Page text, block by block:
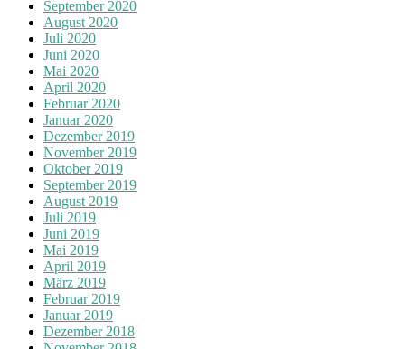
September 2020
August 2020
Juli 2020
Juni 2020
Mai 2020
April 2020
Februar 2020
Januar 2020
Dezember 2019
November 2019
Oktober 2019
September 2019
August 2019
Juli 2019
Juni 2019
Mai 2019
April 2019
März 2019
Februar 2019
Januar 2019
Dezember 2018